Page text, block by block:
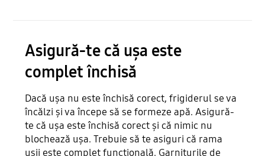
Asigură-te că ușa este
complet închisă
Dacă ușa nu este închisă corect, frigiderul se va
încălzi și va începe să se formeze apă. Asigură-
te că ușa este închisă corect și că nimic nu
blochează ușa. Trebuie să te asiguri că rama
ușii este complet funcțională. Garniturile de